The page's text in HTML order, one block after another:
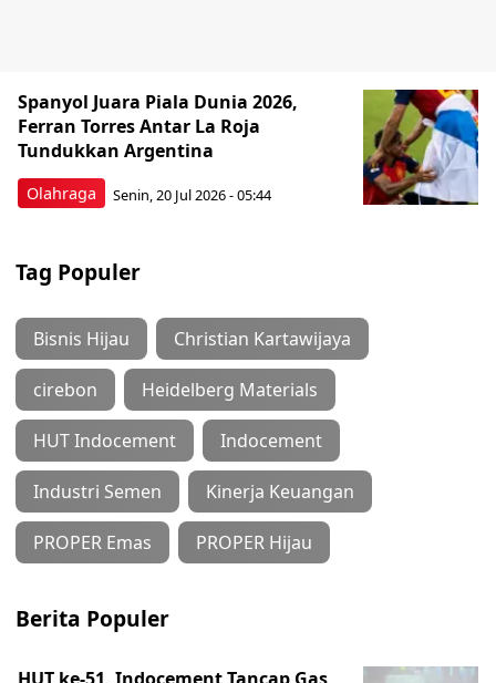
Olahraga
Spanyol Juara Piala Dunia 2026,
Ferran Torres Antar La Roja
Tundukkan Argentina
Senin, 20 Jul 2026 - 05:44
Tag Populer
Bisnis Hijau Christian Kartawijaya
cirebon Heidelberg Materials
HUT Indocement Indocement
Industri Semen Kinerja Keuangan
PROPER Emas PROPER Hijau
Berita Populer